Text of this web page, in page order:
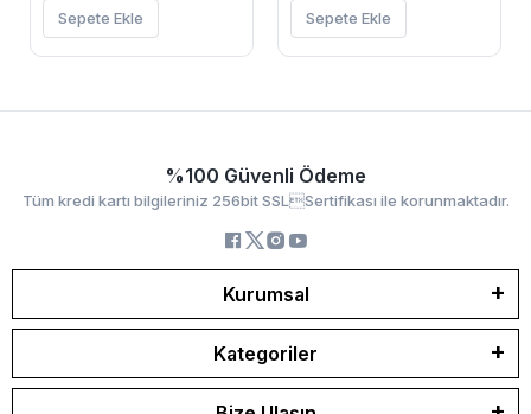
Sepete Ekle Sepete Ekle
%100 Güvenli Ödeme
Tüm kredi kartı bilgileriniz 256bit SSLSertifikası ile korunmaktadır.
Kurumsal
Kategoriler